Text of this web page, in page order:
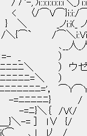
_）i:i:i:i:iＬ
⌒）
} ＼ _ノi:i(_
＼{⌒` /⌒＼
人_人_人_
ﾆ≧=- _ ）
ﾆ＼ ） ウゼエ
ﾆﾆﾆﾆﾆﾆﾆﾆ=
ﾆﾆﾆﾆ='，
ﾆﾆﾆﾆﾆ} / ⌒＼
-=ﾆ}＼｛ /
-= ] ｌ∨ {/
､_l lﾉ /